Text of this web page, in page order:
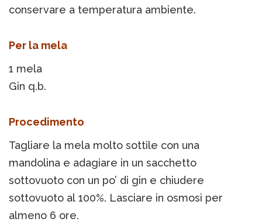
conservare a temperatura ambiente.
Per la mela
1 mela
Gin q.b.
Procedimento
Tagliare la mela molto sottile con una
mandolina e adagiare in un sacchetto
sottovuoto con un po’ di gin e chiudere
sottovuoto al 100%. Lasciare in osmosi per
almeno 6 ore.